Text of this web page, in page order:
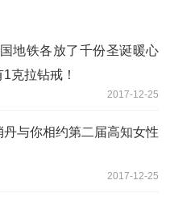
地铁各放了千份圣诞暖心
克拉钻戒！
2017-12-25
与你相约第二届高知女性
2017-12-25